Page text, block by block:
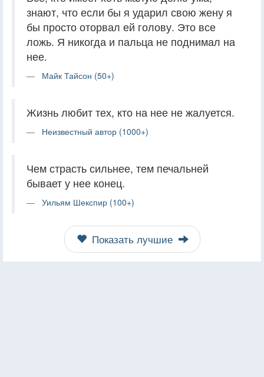
знают, что если бы я ударил свою жену я
бы просто оторвал ей голову. Это все
ложь. Я никогда и пальца не поднимал на
нее.
Майк Тайсон (50+)
Жизнь любит тех, кто на нее не жалуется.
Неизвестный автор (1000+)
Чем страсть сильнее, тем печальней
бывает у нее конец.
Уильям Шекспир (100+)
Показать лучшие